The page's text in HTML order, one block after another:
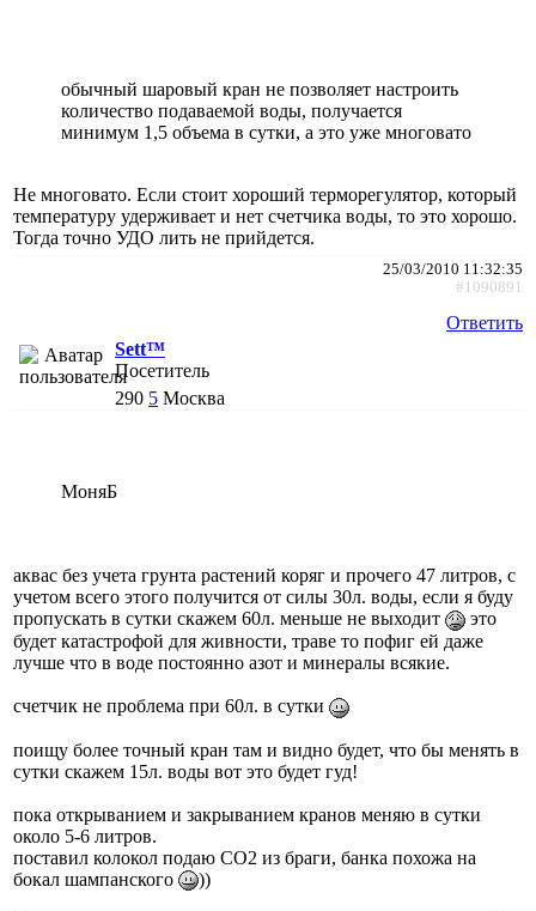
обычный шаровый кран не позволяет настроить
количество подаваемой воды, получается
минимум 1,5 объема в сутки, а это уже многовато
Не многовато. Если стоит хороший терморегулятор, который
температуру удерживает и нет счетчика воды, то это хорошо.
Тогда точно УДО лить не прийдется.
25/03/2010 11:32:35
#1090891
Ответить
Sett™
Посетитель
290 5 Москва
МоняБ
аквас без учета грунта растений коряг и прочего 47 литров, с
учетом всего этого получится от силы 30л. воды, если я буду
пропускать в сутки скажем 60л. меньше не выходит
это
будет катастрофой для живности, траве то пофиг ей даже
лучше что в воде постоянно азот и минералы всякие.
счетчик не проблема при 60л. в сутки
поищу более точный кран там и видно будет, что бы менять в
сутки скажем 15л. воды вот это будет гуд!
пока открыванием и закрыванием кранов меняю в сутки
около 5-6 литров.
поставил колокол подаю СО2 из браги, банка похожа на
бокал шампанского
))